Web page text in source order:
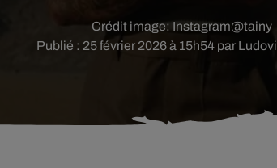
Publié : 25 février 2026 à 15h54 par
Crédit image: Instagram@tainy